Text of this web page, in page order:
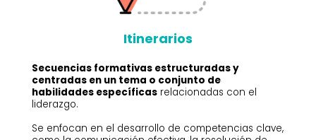
Itinerarios
Secuencias formativas estructuradas y
centradas en un tema o conjunto de
habilidades específicas relacionadas con el
liderazgo.
Se enfocan en el desarrollo de competencias clave,